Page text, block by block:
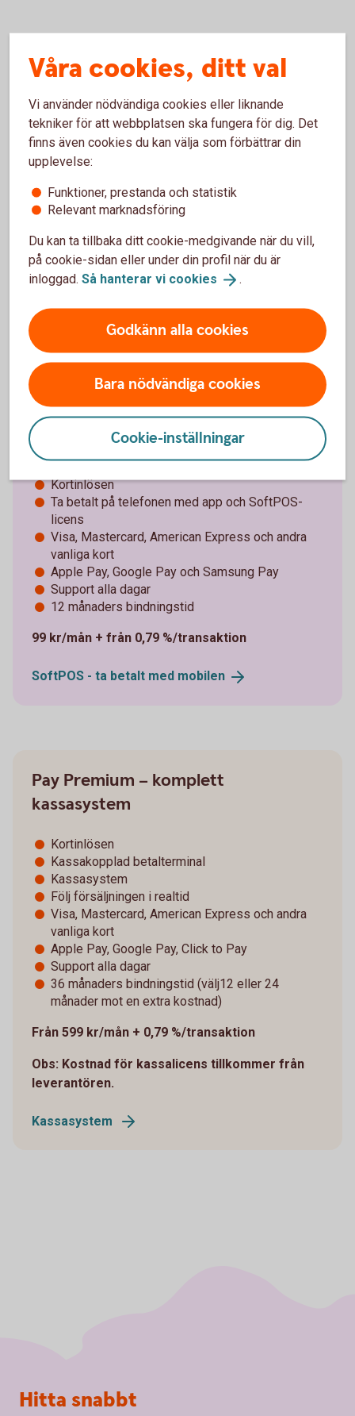
Pay Classic – fysisk betalterminal
Kortinlösen
Betalterminal
Visa, Mastercard, American Express och andra
vanliga kort
24 timmars utbytesservice
Support alla dagar
månader mot en extra kostnad)
Från 199 kr/mån + 0,79 %/transaktion
Kortterminal och
Pay Trend – gör din telefon till
betalterminal
Kortinlösen
Ta betalt på telefonen med app och SoftPOS-
licens
Visa, Mastercard, American Express och andra
vanliga kort
Apple Pay, Google Pay och Samsung Pay
Support alla dagar
12 månaders bindningstid
99 kr/mån + från 0,79 %/transaktion
SoftPOS - ta betalt med mobilen
Pay Premium – komplett
kassasystem
Kortinlösen
Kassakopplad betalterminal
Kassasystem
Följ försäljningen i realtid
Visa, Mastercard, American Express och andra
vanliga kort
Apple Pay, Google Pay, Click to Pay
Support alla dagar
36 månaders bindningstid (välj12 eller 24
månader mot en extra kostnad)
Från 599 kr/mån + 0,79 %/transaktion
Obs: Kostnad för kassalicens tillkommer från
leverantören.
Kassasystem
Våra cookies, ditt val
Vi använder nödvändiga cookies eller liknande
tekniker för att webbplatsen ska fungera för dig. Det
finns även cookies du kan välja som förbättrar din
upplevelse:
Funktioner, prestanda och statistik
Relevant marknadsföring
Du kan ta tillbaka ditt cookie-medgivande när du vill,
på cookie-sidan eller under din profil när du är
inloggad. Så hanterar vi cookies .
Godkänn alla cookies
Bara nödvändiga cookies
Cookie-inställningar
Sidfot
Hitta snabbt